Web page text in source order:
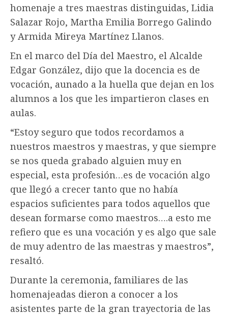
homenaje a tres maestras distinguidas, Lidia
Salazar Rojo, Martha Emilia Borrego Galindo
y Armida Mireya Martínez Llanos.
En el marco del Día del Maestro, el Alcalde
Edgar González, dijo que la docencia es de
vocación, aunado a la huella que dejan en los
alumnos a los que les impartieron clases en
aulas.
“Estoy seguro que todos recordamos a
nuestros maestros y maestras, y que siempre
se nos queda grabado alguien muy en
especial, esta profesión…es de vocación algo
que llegó a crecer tanto que no había
espacios suficientes para todos aquellos que
desean formarse como maestros….a esto me
refiero que es una vocación y es algo que sale
de muy adentro de las maestras y maestros”,
resaltó.
Durante la ceremonia, familiares de las
homenajeadas dieron a conocer a los
asistentes parte de la gran trayectoria de las